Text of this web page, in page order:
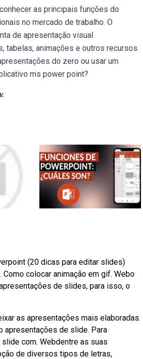
as principais funções do
no mercado de trabalho. O
de apresentação visual
tabelas, animações e outros recursos.
do zero ou usar um
ms power point?
(20 dicas para editar slides)
colocar animação em gif. Webo
de slides, para isso, o
as apresentações mais elaboradas.
apresentações de slide. Para
com. Webdentre as suas
de diversos tipos de letras,